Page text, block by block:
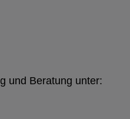
und Beratung unter: